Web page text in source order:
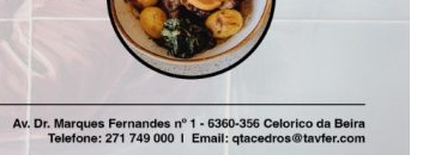
1 de Agosto de 2026
Tadei Pogacar vence o
“Tour” – A “Volta a
França em Bicicleta”
pela quinta vez! Autor:
João Dinis